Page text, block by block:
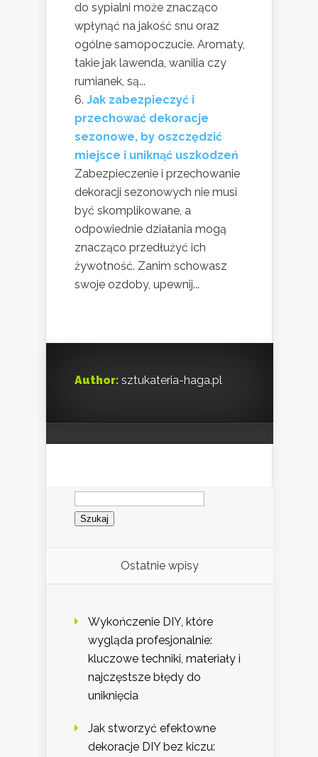
do sypialni może znacząco
wpłynąć na jakość snu oraz
ogólne samopoczucie. Aromaty,
takie jak lawenda, wanilia czy
rumianek, są...
Jak zabezpieczyć i
przechować dekoracje
sezonowe, by oszczędzić
miejsce i uniknąć uszkodzeń
Zabezpieczenie i przechowanie
dekoracji sezonowych nie musi
być skomplikowane, a
odpowiednie działania mogą
znacząco przedłużyć ich
żywotność. Zanim schowasz
swoje ozdoby, upewnij...
Author: sztukateria-haga.pl
Szukaj:
Ostatnie wpisy
Wykończenie DIY, które
wygląda profesjonalnie:
kluczowe techniki, materiały i
najczęstsze błędy do
uniknięcia
Jak stworzyć efektowne
dekoracje DIY bez kiczu: